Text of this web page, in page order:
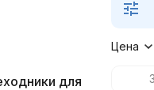
для
Цена